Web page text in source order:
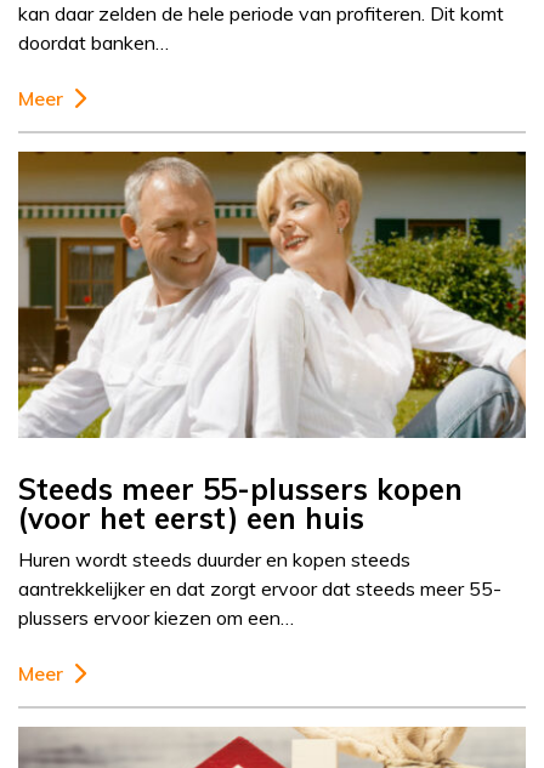
kan daar zelden de hele periode van profiteren. Dit komt
doordat banken…
Meer
Steeds meer 55-plussers kopen
(voor het eerst) een huis
Huren wordt steeds duurder en kopen steeds
aantrekkelijker en dat zorgt ervoor dat steeds meer 55-
plussers ervoor kiezen om een…
Meer